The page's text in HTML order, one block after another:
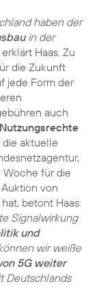
haben der
in der
erklärt Haas. Zu
die Zukunft
jede Form der
auch
Nutzungsrechte
die aktuelle
Woche für die
von
betont Haas:
Signalwirkung
und
wir weiße
5G weiter
Deutschlands